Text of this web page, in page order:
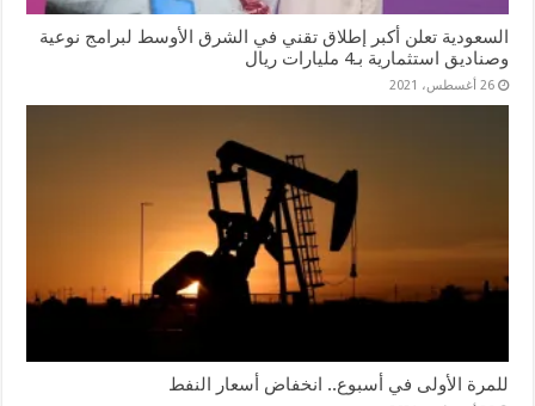
السعودية تعلن أكبر إطلاق تقني في الشرق الأوسط لبرامج نوعية
وصناديق استثمارية بـ4 مليارات ريال
26 أغسطس، 2021
للمرة الأولى في أسبوع.. انخفاض أسعار النفط